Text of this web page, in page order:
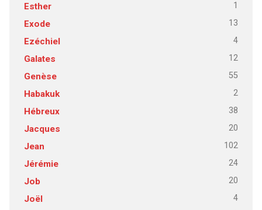
Esther 1
Exode 13
Ezéchiel 4
Galates 12
Genèse 55
Habakuk 2
Hébreux 38
Jacques 20
Jean 102
Jérémie 24
Job 20
Joël 4